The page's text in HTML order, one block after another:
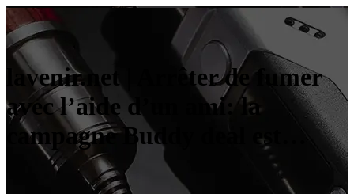
lavenir.net | Arrêter de fumer
avec l’aide d’un ami: la
campagne Buddy deal est…